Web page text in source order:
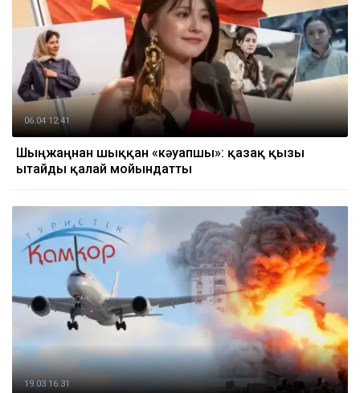
06.04 12:41
Шыңжаңнан шыққан «кәуапшы»: қазақ қызы
Қытайды қалай мойындатты
19.03 16:31